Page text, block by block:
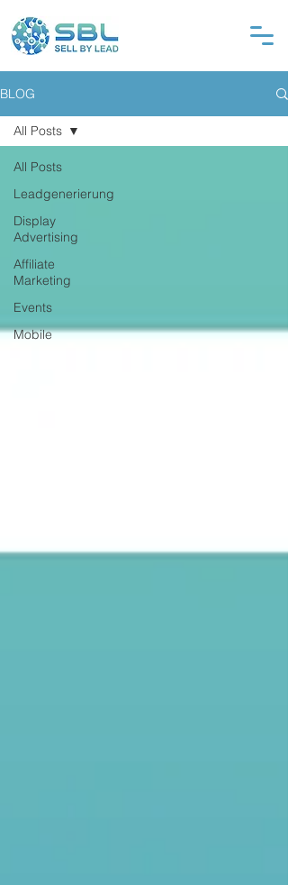
BLOG
All Posts
Leadgenerierung
Display
Advertising
Affiliate
Marketing
Events
Mobile
All Posts